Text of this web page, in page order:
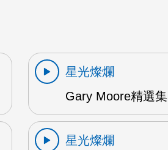
星光燦爛
Gary Moore精選
星光燦爛